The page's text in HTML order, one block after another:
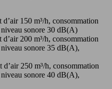
d’air 150 m³/h, consommation
sonore 30 dB(A)
d’air 200 m³/h, consommation
sonore 35 dB(A),
d’air 250 m³/h, consommation
sonore 40 dB(A),